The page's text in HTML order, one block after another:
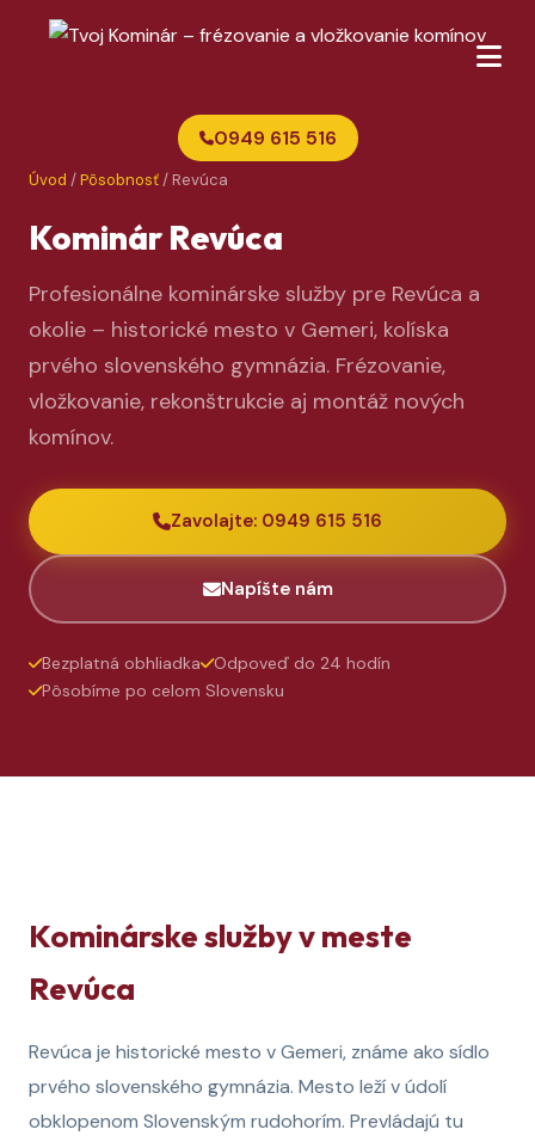
0949 615 516
Úvod /Pôsobnosť/ Revúca
Kominár Revúca
Profesionálne kominárske služby pre Revúca a
okolie – historické mesto v Gemeri, kolíska
prvého slovenského gymnázia. Frézovanie,
vložkovanie, rekonštrukcie aj montáž nových
komínov.
Zavolajte: 0949 615 516
Napíšte nám
Bezplatná obhliadka
Odpoveď do 24 hodín
Pôsobíme po celom Slovensku
Kominárske služby v meste
Revúca
Revúca je historické mesto v Gemeri, známe ako sídlo
prvého slovenského gymnázia. Mesto leží v údolí
obklopenom Slovenským rudohorím. Prevládajú tu